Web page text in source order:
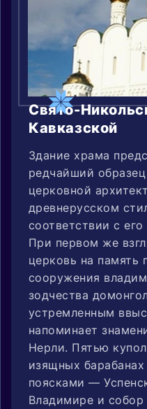
Свято-
Кавказской
Здание храма
редчайший
церковной
древнерусском
соответствии с
При первом же
церковь на память
сооружения
зодчества
устремленным
напоминает
Нерли. Пятью
изящных
поясками —
Владимире и собор